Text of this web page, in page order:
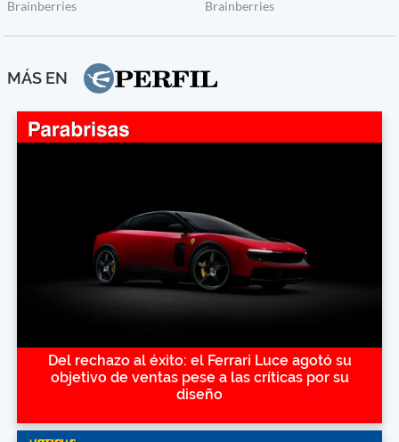
MÁS EN
Del rechazo al éxito: el Ferrari Luce agotó su
objetivo de ventas pese a las críticas por su
diseño